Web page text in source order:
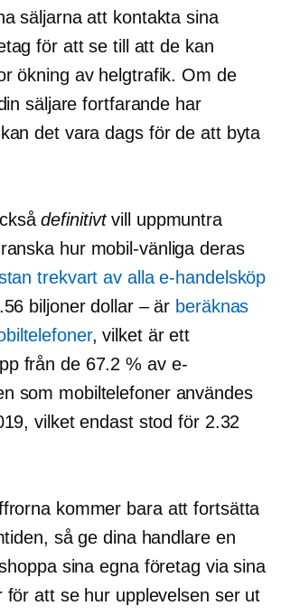
säljarna att kontakta sina
för att se till att de kan
ökning av helgtrafik. Om de
säljare fortfarande har
det vara dags för de att byta
definitivtvill uppmuntra
hur mobil-vänliga deras
trekvart av alla e-handelsköp
biljoner dollar – är beräknas
, vilket är ett
från de 67.2 % av e-
som mobiltelefoner användes
vilket endast stod för 2.32
kommer bara att fortsätta
så ge dina handlare en
sina egna företag via sina
för att se hur upplevelsen ser ut